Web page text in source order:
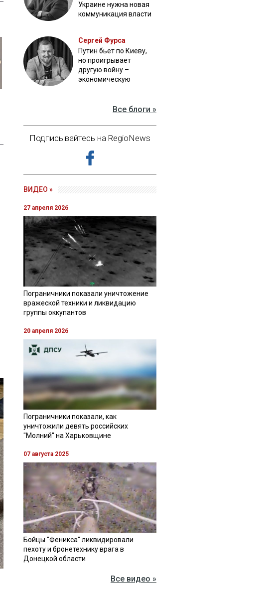
Украине нужна новая
коммуникация власти
Сергей Фурса
Путин бьет по Киеву,
но проигрывает
другую войну –
экономическую
Все блоги »
Подписывайтесь на RegioNews
ВИДЕО »
27 апреля 2026
Пограничники показали уничтожение
вражеской техники и ликвидацию
группы оккупантов
20 апреля 2026
Пограничники показали, как
уничтожили девять российских
"Молний" на Харьковщине
07 августа 2025
Бойцы "Феникса" ликвидировали
пехоту и бронетехнику врага в
Донецкой области
Все видео »